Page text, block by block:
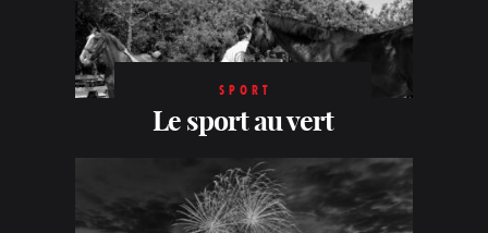
SPORT
Le sport au vert